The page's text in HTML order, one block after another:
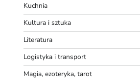
Kuchnia
Kultura i sztuka
Literatura
Logistyka i transport
Magia, ezoteryka, tarot